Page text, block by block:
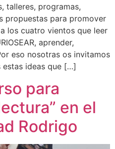
talleres, programas,
propuestas para promover
los cuatro vientos que leer
aprender,
eso nosotras os invitamos
estas ideas que […]
para
en el
Rodrigo